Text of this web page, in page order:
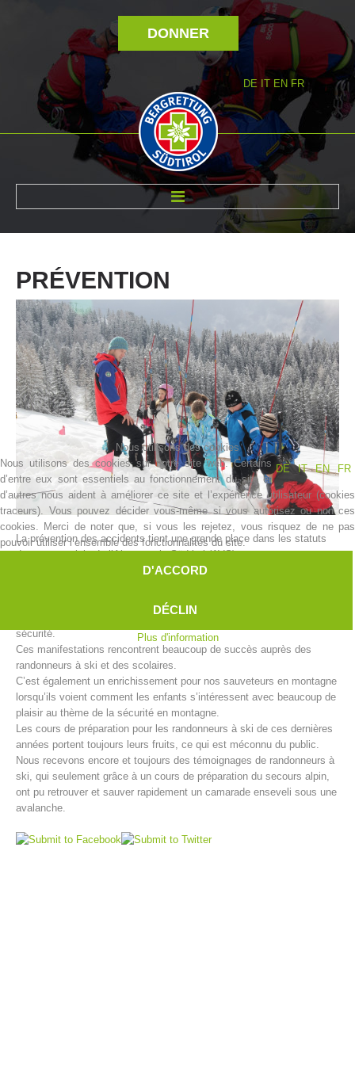
DONNER
DE IT EN FR
Histoire de l'association
PRÉVENTION
La prévention des accidents tient une grande place dans les statuts
du secours alpin de l’Alpenverein Südtirol (AVS).
En silence, les centres de secours alpin accomplissent une tâche, qui
Chaque année au début de l’hiver, les centres de secours alpin
organisent diverses campagnes pour un alpinisme d’hiver en toute
sécurité.
Ces manifestations rencontrent beaucoup de succès auprès des
randonneurs à ski et des scolaires.
C’est également un enrichissement pour nos sauveteurs en montagne
lorsqu’ils voient comment les enfants s’intéressent avec beaucoup de
plaisir au thème de la sécurité en montagne.
Les cours de préparation pour les randonneurs à ski de ces dernières
années portent toujours leurs fruits, ce qui est méconnu du public.
Nous recevons encore et toujours des témoignages de randonneurs à
ski, qui seulement grâce à un cours de préparation du secours alpin,
ont pu retrouver et sauver rapidement un camarade enseveli sous une
avalanche.
Nous utilisons des cookies
DE
IT EN FR
Nous utilisons des cookies sur notre site web. Certains
d’entre eux sont essentiels au fonctionnement du site et
d’autres nous aident à améliorer ce site et l’expérience utilisateur (cookies
traceurs). Vous pouvez décider vous-même si vous autorisez ou non ces
cookies. Merci de noter que, si vous les rejetez, vous risquez de ne pas
pouvoir utiliser l’ensemble des fonctionnalités du site.
D'ACCORD
DÉCLIN
Plus d'information